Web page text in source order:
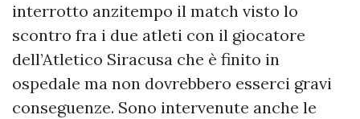
interrotto anzitempo il match visto lo
scontro fra i due atleti con il giocatore
dell’Atletico Siracusa che è finito in
ospedale ma non dovrebbero esserci gravi
conseguenze. Sono intervenute anche le